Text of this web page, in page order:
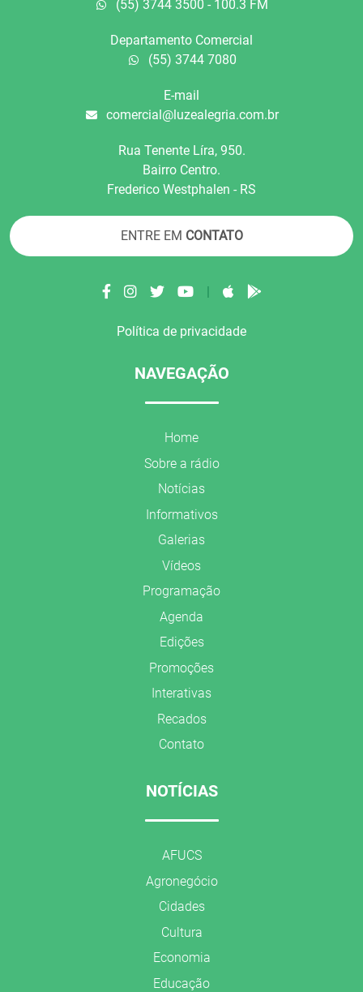
(55) 3744 3500 - 100.3 FM
Departamento Comercial
(55) 3744 7080
E-mail
comercial@luzealegria.com.br
Rua Tenente Líra, 950.
Bairro Centro.
Frederico Westphalen - RS
ENTRE EM CONTATO
|
Política de privacidade
NAVEGAÇÃO
Home
Sobre a rádio
Notícias
Informativos
Galerias
Vídeos
Programação
Agenda
Edições
Promoções
Interativas
Recados
Contato
NOTÍCIAS
AFUCS
Agronegócio
Cidades
Cultura
Economia
Educação